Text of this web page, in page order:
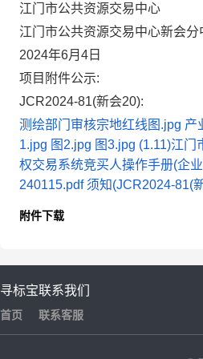
江门市公共资源交易中心
江门市公共资源交易中心新会分
2024年6月4日
项目附件公示:
JCR2024-81(新会20):
测绘部门审核宗地红线图.jpg 产
1.jpg 图2.jpg 图3.jpg (1.11)江门
权交易系统竞买人操作手册(企
240115.pdf 须知(JCR2024-81(
附件下载
寻标宝
首页
联系我们
联系客服